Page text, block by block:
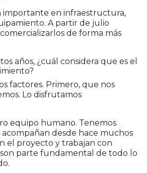
importante en infraestructura,
A partir de julio
de forma más
años, ¿cuál considera que es el
factores. Primero, que nos
Lo disfrutamos
equipo humano. Tenemos
acompañan desde hace muchos
el proyecto y trabajan con
parte fundamental de todo lo